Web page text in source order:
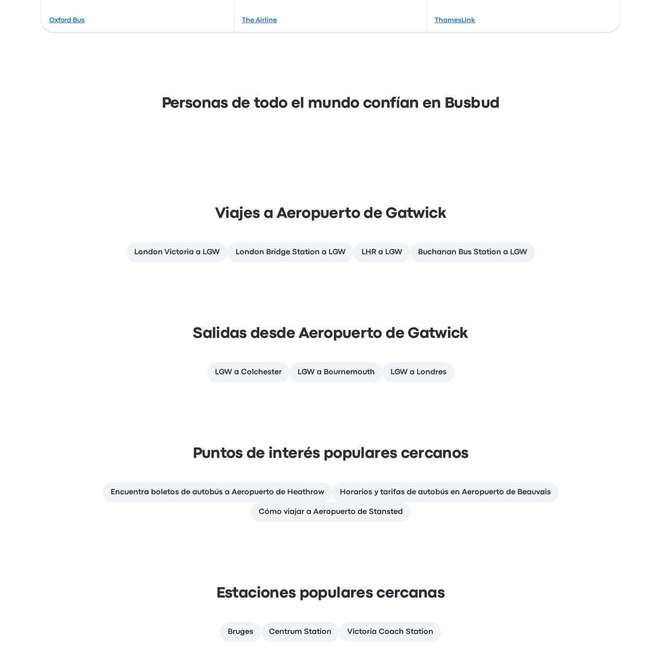
Oxford Bus The Airline ThamesLink
Personas de todo el mundo confían en Busbud
Viajes a Aeropuerto de Gatwick
London Victoria a LGW London Bridge Station a LGW LHR a LGW Buchanan Bus Station a LGW
Salidas desde Aeropuerto de Gatwick
LGW a Colchester LGW a Bournemouth LGW a Londres
Puntos de interés populares cercanos
Encuentra boletos de autobús a Aeropuerto de Heathrow Horarios y tarifas de autobús en Aeropuerto de Beauvais
Cómo viajar a Aeropuerto de Stansted
Estaciones populares cercanas
Bruges Centrum Station Victoria Coach Station